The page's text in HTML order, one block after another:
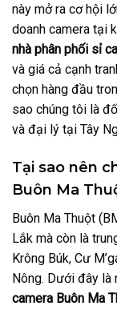
này mở ra cơ hội
doanh camera tại
nhà phân phối sỉ
và giá cả cạnh
chọn hàng đầu
sao chúng tôi là
và đại lý tại Tây
Tại sao nên
Buôn Ma
Buôn Ma Thuột
Lắk mà còn là
Krông Búk, Cư
Nông. Dưới đây là
camera Buôn Ma